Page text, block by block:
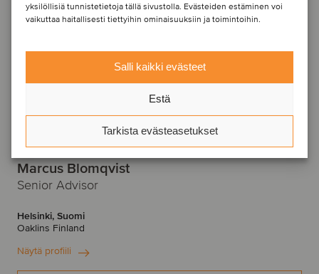
yksilöllisiä tunnistetietoja tällä sivustolla. Evästeiden estäminen voi
vaikuttaa haitallisesti tiettyihin ominaisuuksiin ja toimintoihin.
Salli kaikki evästeet
Estä
Tarkista evästeasetukset
Marcus Blomqvist
Senior Advisor
Helsinki, Suomi
Oaklins Finland
Näytä profiili